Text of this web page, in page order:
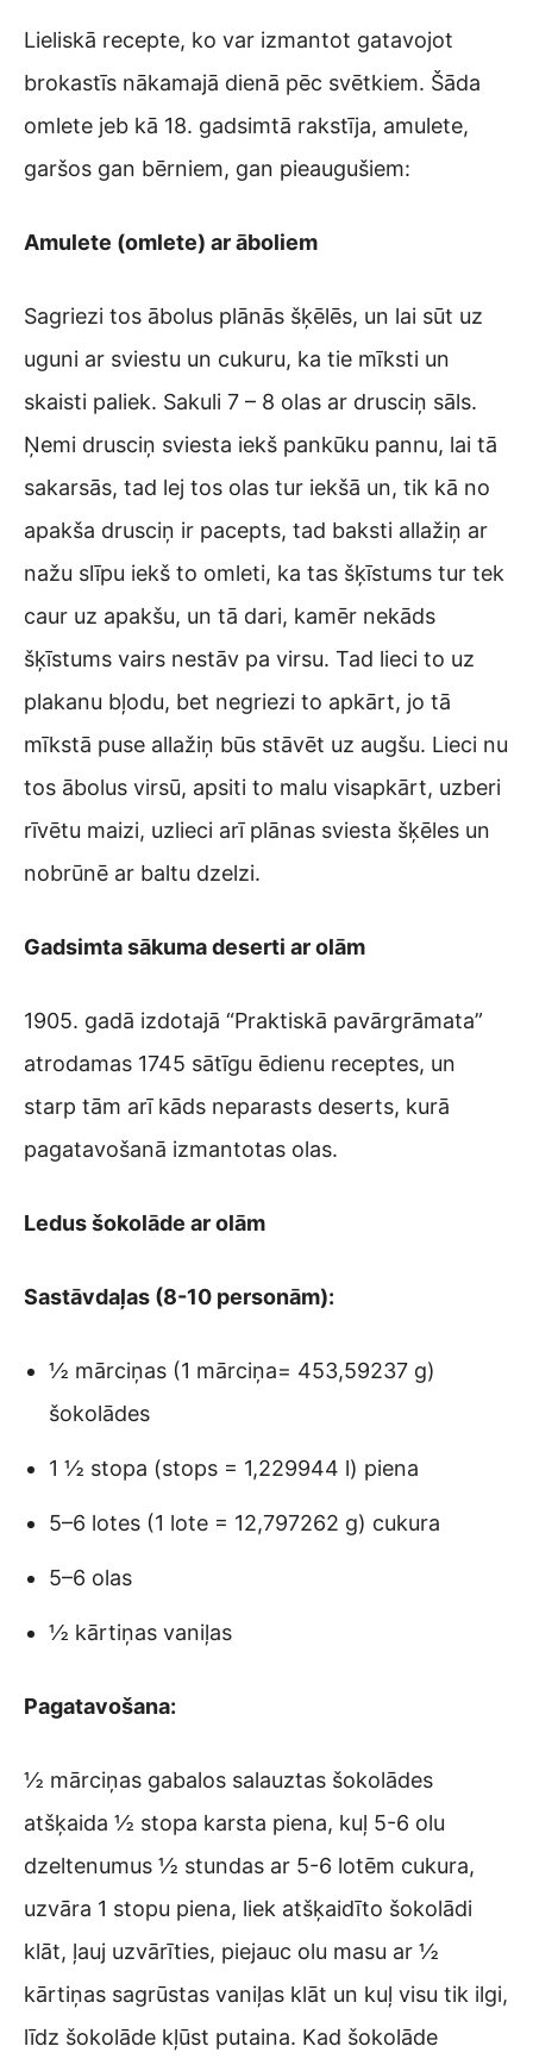
Lieliskā recepte, ko var izmantot gatavojot
brokastīs nākamajā dienā pēc svētkiem. Šāda
omlete jeb kā 18. gadsimtā rakstīja, amulete,
garšos gan bērniem, gan pieaugušiem:
Amulete (omlete) ar āboliem
Sagriezi tos ābolus plānās šķēlēs, un lai sūt uz
uguni ar sviestu un cukuru, ka tie mīksti un
skaisti paliek. Sakuli 7 – 8 olas ar drusciņ sāls.
Ņemi drusciņ sviesta iekš pankūku pannu, lai tā
sakarsās, tad lej tos olas tur iekšā un, tik kā no
apakša drusciņ ir pacepts, tad baksti allažiņ ar
nažu slīpu iekš to omleti, ka tas šķīstums tur tek
caur uz apakšu, un tā dari, kamēr nekāds
šķīstums vairs nestāv pa virsu. Tad lieci to uz
plakanu bļodu, bet negriezi to apkārt, jo tā
mīkstā puse allažiņ būs stāvēt uz augšu. Lieci nu
tos ābolus virsū, apsiti to malu visapkārt, uzberi
rīvētu maizi, uzlieci arī plānas sviesta šķēles un
nobrūnē ar baltu dzelzi.
Gadsimta sākuma deserti ar olām
1905. gadā izdotajā “Praktiskā pavārgrāmata”
atrodamas 1745 sātīgu ēdienu receptes, un
starp tām arī kāds neparasts deserts, kurā
pagatavošanā izmantotas olas.
Ledus šokolāde ar olām
Sastāvdaļas (8-10 personām):
½ mārciņas (1 mārciņa= 453,59237 g)
šokolādes
1 ½ stopa (stops = 1,229944 l) piena
5–6 lotes (1 lote = 12,797262 g) cukura
5–6 olas
½ kārtiņas vaniļas
Pagatavošana:
½ mārciņas gabalos salauztas šokolādes
atšķaida ½ stopa karsta piena, kuļ 5-6 olu
dzeltenumus ½ stundas ar 5-6 lotēm cukura,
uzvāra 1 stopu piena, liek atšķaidīto šokolādi
klāt, ļauj uzvārīties, piejauc olu masu ar ½
kārtiņas sagrūstas vaniļas klāt un kuļ visu tik ilgi,
līdz šokolāde kļūst putaina. Kad šokolāde